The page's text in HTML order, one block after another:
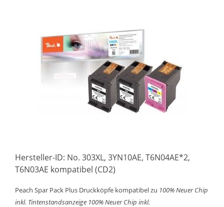
Hersteller-ID: No. 303XL, 3YN10AE, T6N04AE*2,
T6N03AE kompatibel (CD2)
Peach Spar Pack Plus Druckköpfe kompatibel zu 100% Neuer Chip
inkl. Tintenstandsanzeige 100% Neuer Chip inkl.